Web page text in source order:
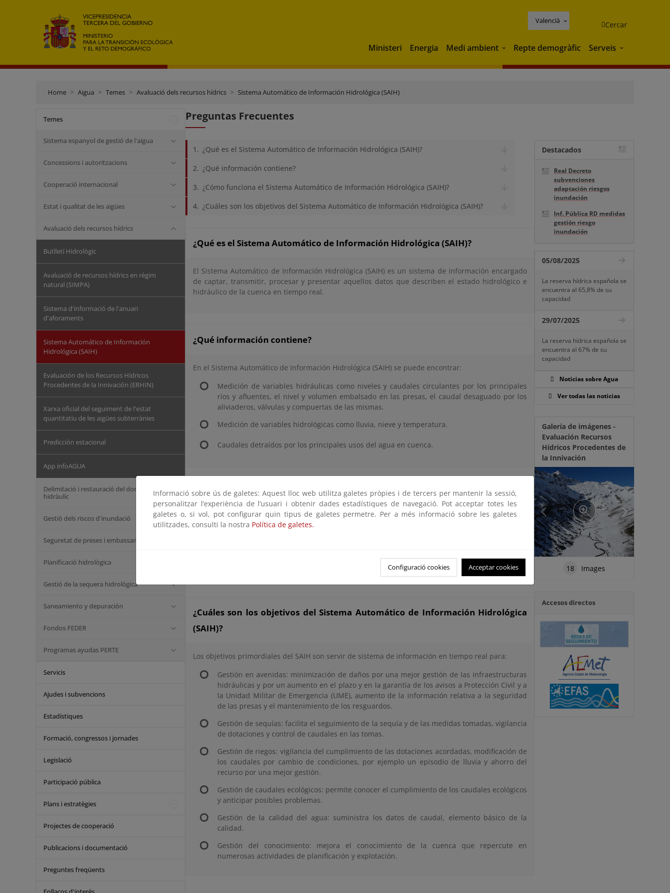
Valencià Cercar
Ministeri Energia Medi ambient Medi ambient
Repte demogràfic Serveis Serveis
Home Aigua Temes Avaluació dels recursos hídrics Sistema Automático de Información Hidrológica (SAIH)
Temes
Sistema espanyol de gestió de l'aigua
Concessions i autoritzacions
Cooperació internacional
Estat i qualitat de les aigües
Avaluació dels recursos hídrics
Butlletí Hidrològic
Avaluació de recursos hídrics en règim
natural (SIMPA)
Sistema d'informació de l'anuari
d'aforaments
Sistema Automático de Información
Hidrológica (SAIH)
Evaluación de los Recursos Hídricos
Procedentes de la Innivación (ERHIN)
Xarxa oficial del seguiment de l'estat
quantitatiu de les aigües subterrànies
Predicción estacional
App infoAGUA
Delimitació i restauració del domini públic
hidràulic
Gestió dels riscos d'inundació
Seguretat de preses i embassaments
Planificació hidrològica
Gestió de la sequera hidrològica
Saneamiento y depuración
Fondos FEDER
Programas ayudas PERTE
Servicis
Ajudes i subvencions
Estadístiques
Formació, congressos i jornades
Legislació
Participació pública
Plans i estratègies
Projectes de cooperació
Publicacions i documentació
Preguntes freqüents
Preguntas Frecuentes
¿Qué es el Sistema Automático de Información Hidrológica (SAIH)?
¿Qué información contiene?
¿Cómo funciona el Sistema Automático de Información Hidrológica (SAIH)?
¿Cuáles son los objetivos del Sistema Automático de Información Hidrológica (SAIH)?
¿Qué es el Sistema Automático de Información Hidrológica (SAIH)?
El Sistema Automático de Información Hidrológica (SAIH) es un sistema de información encargado
de captar, transmitir, procesar y presentar aquellos datos que describen el estado hidrológico e
hidráulico de la cuenca en tiempo real.
¿Qué información contiene?
En el Sistema Automático de Información Hidrológica (SAIH) se puede encontrar:
Medición de variables hidráulicas como niveles y caudales circulantes por los principales
ríos y afluentes, el nivel y volumen embalsado en las presas, el caudal desaguado por los
aliviaderos, válvulas y compuertas de las mismas.
Medición de variables hidrológicas como lluvia, nieve y temperatura.
Caudales detraídos por los principales usos del agua en cuenca.
¿Cómo funciona el Sistema Automático de Información Hidrológica (SAIH)?
Cada SAIH funciona de manera autónoma en cada una de las Confederaciones Hidrográficas. El
¿Cuáles son los objetivos del Sistema Automático de Información Hidrológica
(SAIH)?
Los objetivos primordiales del SAIH son servir de sistema de información en tiempo real para:
Gestión en avenidas: minimización de daños por una mejor gestión de las infraestructuras
hidráulicas y por un aumento en el plazo y en la garantía de los avisos a Protección Civil y a
la Unidad Militar de Emergencia (UME), aumento de la información relativa a la seguridad
de las presas y el mantenimiento de los resguardos.
Gestión de sequías: facilita el seguimiento de la sequía y de las medidas tomadas, vigilancia
de dotaciones y control de caudales en las tomas.
Gestión de riegos: vigilancia del cumplimiento de las dotaciones acordadas, modificación de
los caudales por cambio de condiciones, por ejemplo un episodio de lluvia y ahorro del
recurso por una mejor gestión.
Gestión de caudales ecológicos: permite conocer el cumplimiento de los caudales ecológicos
y anticipar posibles problemas.
Gestión de la calidad del agua: suministra los datos de caudal, elemento básico de la
calidad.
Gestión del conocimiento: mejora el conocimiento de la cuenca que repercute en
numerosas actividades de planificación y explotación.
Destacados
Real Decreto
subvenciones
adaptación riesgos
inundación
Inf. Pública RD medidas
gestión riesgo
inundación
05/08/2025
La reserva hídrica española se
encuentra al 65,8% de su
capacidad
29/07/2025
La reserva hídrica española se
encuentra al 67% de su
capacidad
Noticias sobre Agua
Ver todas las noticias
Galería de imágenes -
Evaluación Recursos
Hídricos Procedentes de
la Innivación
18 Images
Accesos directos
Informació sobre ús de galetes: Aquest lloc web utilitza galetes pròpies i de tercers per mantenir la sessió,
personalitzar l’experiència de l’usuari i obtenir dades estadístiques de navegació. Pot acceptar totes les
galetes o, si vol, pot configurar quin tipus de galetes permetre. Per a més informació sobre les galetes
utilitzades, consulti la nostra Política de galetes.
Configuració cookies Acceptar cookies